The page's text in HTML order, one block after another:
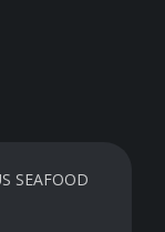
SEAFOOD